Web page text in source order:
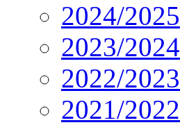
2024/2025
2023/2024
2022/2023
2021/2022